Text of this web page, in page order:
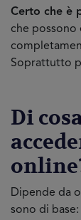
Certo che è
che possono
Soprattutto
Di
Dipende da
sono di base: